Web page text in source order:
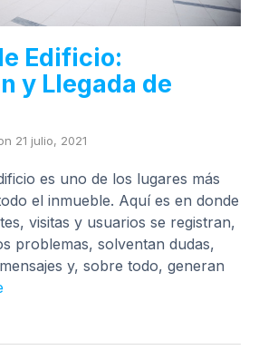
Edificio:
y Llegada de
21 julio, 2021
es uno de los lugares más
el inmueble. Aquí es en donde
visitas y usuarios se registran,
problemas, solventan dudas,
y, sobre todo, generan